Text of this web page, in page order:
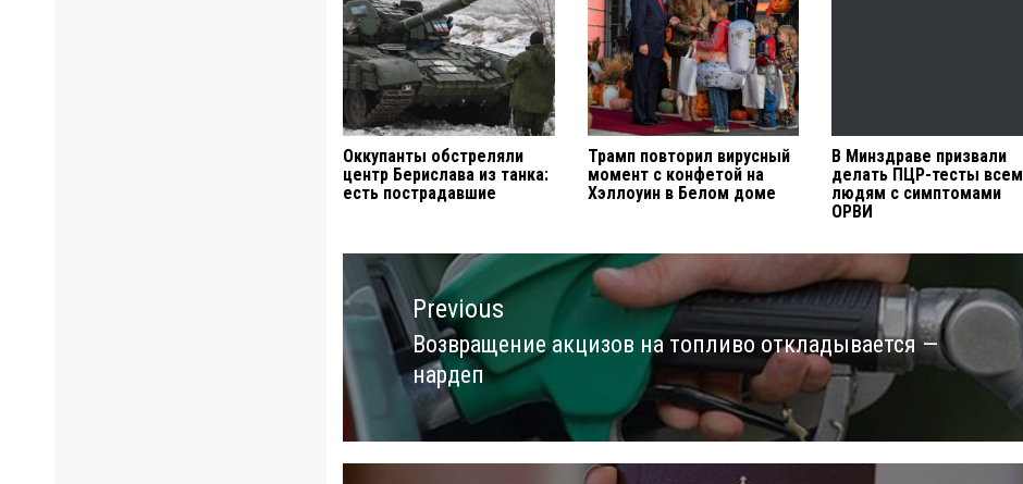
Оккупанты обстреляли
центр Берислава из танка:
есть пострадавшие
Трамп повторил вирусный
момент с конфетой на
Хэллоуин в Белом доме
В Минздраве призвали
делать ПЦР-тесты всем
людям с симптомами
ОРВИ
Навигация
по
записямPrevious
Previous
post:
Возвращение акцизов на топливо откладывается —
нардеп